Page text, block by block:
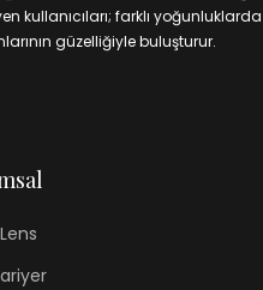
kullanıcıları; farklı yoğunluklarda
güzelliğiyle buluşturur.